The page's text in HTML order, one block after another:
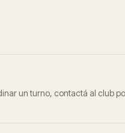
un turno, contactá al club